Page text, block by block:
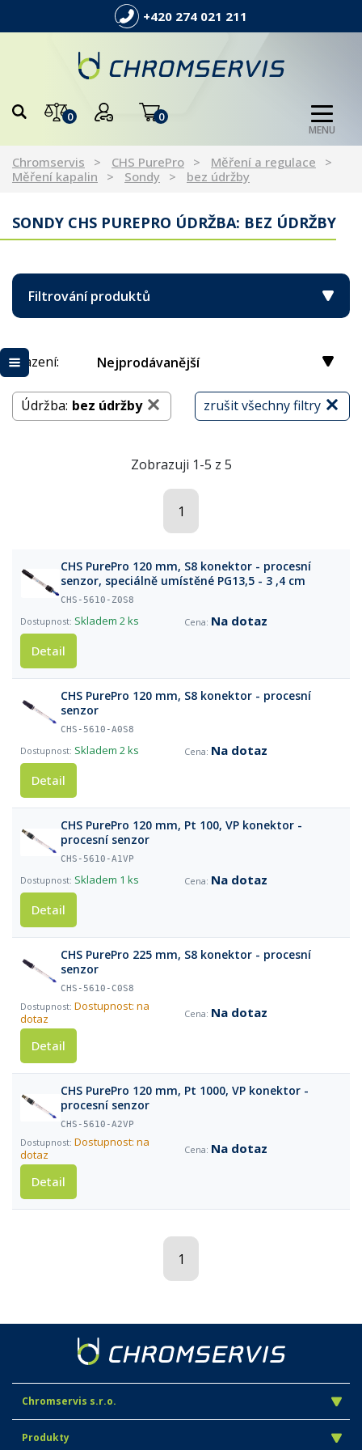
+420 274 021 211
0 0
MENU
Chromservis CHS PurePro
Měření a regulace
Měření kapalin
Sondy bez údržby
SONDY CHS PUREPRO ÚDRŽBA: BEZ ÚDRŽBY
Filtrování produktů
Řazení: Nejprodávanější
zrušit všechny filtry
Údržba: bez údržby
Zobrazuji 1-5 z 5
1
CHS PurePro 120 mm, S8 konektor - procesní
senzor, speciálně umístěné PG13,5 - 3 ,4 cm
CHS-5610-Z0S8
Skladem 2 ks
Na dotaz
Detail
CHS PurePro 120 mm, S8 konektor - procesní
senzor
CHS-5610-A0S8
Skladem 2 ks
Na dotaz
Detail
CHS PurePro 120 mm, Pt 100, VP konektor -
procesní senzor
CHS-5610-A1VP
Skladem 1 ks
Na dotaz
Detail
CHS PurePro 225 mm, S8 konektor - procesní
senzor
CHS-5610-C0S8
Dostupnost: na
dotaz
Na dotaz
Detail
CHS PurePro 120 mm, Pt 1000, VP konektor -
procesní senzor
CHS-5610-A2VP
Dostupnost: na
dotaz
Na dotaz
Detail
1
Chromservis s.r.o.
Produkty